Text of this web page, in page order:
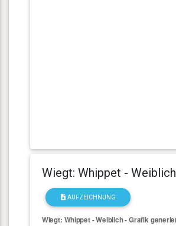
Wiegt: Whippet - Weiblich
AUFZEICHNUNG